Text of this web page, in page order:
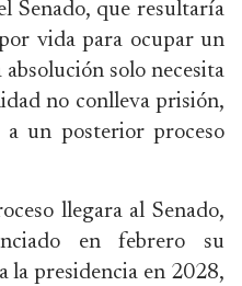
Senado, que resultaría
vida para ocupar un
solo necesita
no conlleva prisión,
un posterior proceso
llegara al Senado,
en febrero su
la presidencia en 2028,